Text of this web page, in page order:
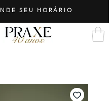
SEU HORÁRIO